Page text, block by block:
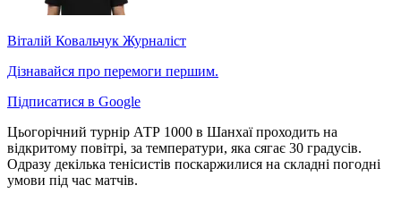
Віталій Ковальчук Журналіст
Дізнавайся про перемоги першим.
Підписатися в Google
Цьогорічний турнір АТР 1000 в Шанхаї проходить на
відкритому повітрі, за температури, яка сягає 30 градусів.
Одразу декілька тенісистів поскаржилися на складні погодні
умови під час матчів.